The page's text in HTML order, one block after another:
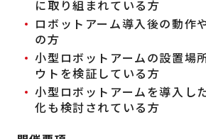
に取り組まれている方
ロボットアーム導入後の動作
の方
小型ロボットアームの設置場
ウトを検証している方
小型ロボットアームを導入し
化も検討されている方